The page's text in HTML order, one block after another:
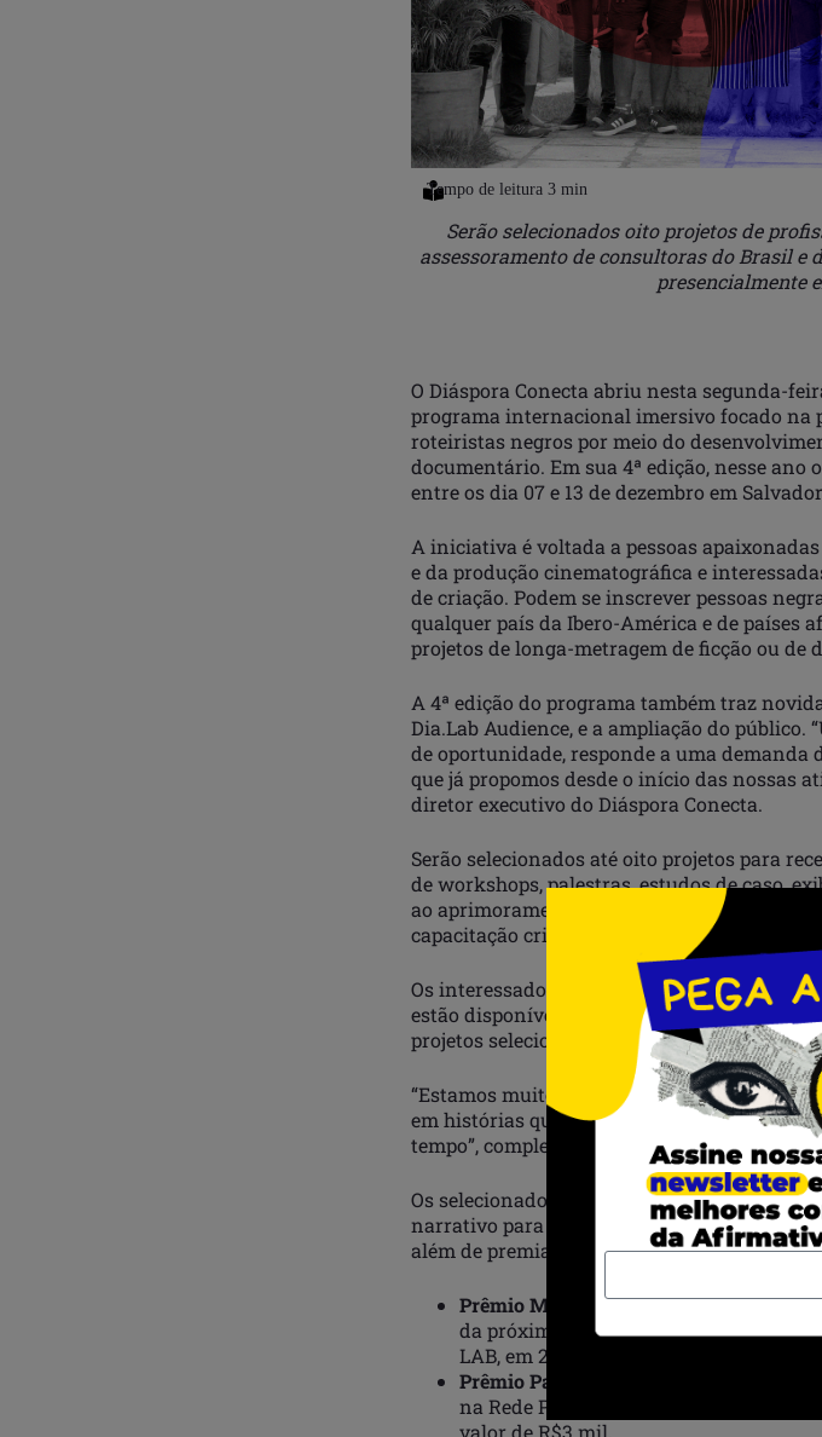
Serão selecionados oito projetos de
assessoramento de consultoras do Brasil e
presencialmente
O Diáspora Conecta abriu nesta segunda-
programa internacional imersivo focado na
roteiristas negros por meio do
documentário. Em sua 4ª edição, nesse
entre os dia 07 e 13 de dezembro em
A iniciativa é voltada a pessoas
e da produção cinematográfica e
de criação. Podem se inscrever pessoas
qualquer país da Ibero-América e de países
projetos de longa-metragem de ficção ou
A 4ª edição do programa também traz
Dia.Lab Audience, e a ampliação do
de oportunidade, responde a uma
que já propomos desde o início das nossas
diretor executivo do Diáspora Conecta.
Serão selecionados até oito projetos para
de workshops, palestras, estudos de caso,
ao aprimoramento das narrativas
capacitação criativa e mercadológica dos
Os interessados podem se inscrever até o
estão disponíveis o regulamento completo e
projetos selecionados serão divulgados na
“Estamos muito animados com a
em histórias que falem do seu território e
tempo”, completa Dindo.
Os selecionados concorrem ainda ao
narrativo para um dos projetos
além de premiações concedidas pelos
Prêmio Miradasdoc: seleção de um
da próxima edição do Fórum de
LAB, em 2023, com todas as despesas
Prêmio Paradiso
: seleção de um dos
na Rede Paradiso de Talentos, além
valor de R$3 mil.